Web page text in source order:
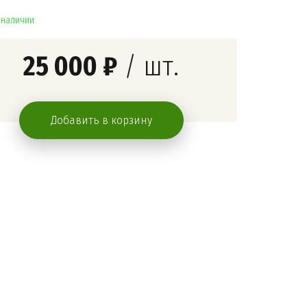
наличии
25 000 ₽ / шт.
Добавить в корзину